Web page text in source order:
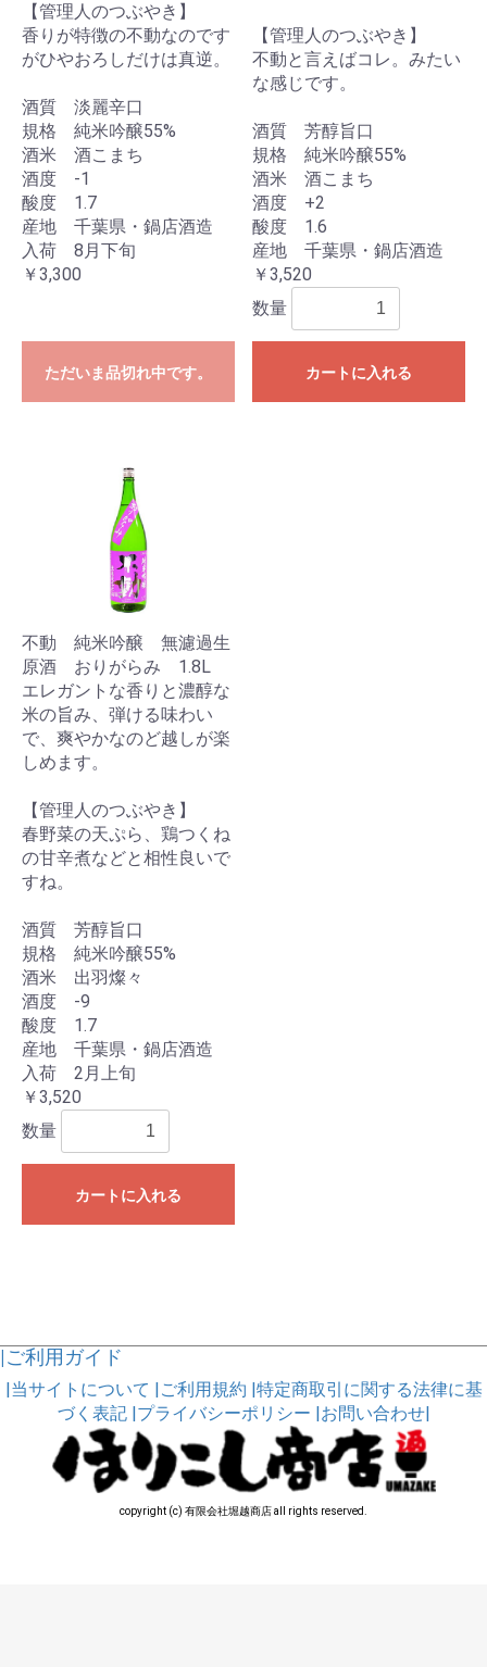
【管理人のつぶやき】
香りが特徴の不動なのです
がひやおろしだけは真逆。
酒質 淡麗辛口
規格 純米吟醸55%
酒米 酒こまち
酒度 -1
酸度 1.7
産地 千葉県・鍋店酒造
入荷 8月下旬
￥3,300
ただいま品切れ中です。
【管理人のつぶやき】
不動と言えばコレ。みたい
な感じです。
酒質 芳醇旨口
規格 純米吟醸55%
酒米 酒こまち
酒度 +2
酸度 1.6
産地 千葉県・鍋店酒造
￥3,520
数量
カートに入れる
不動 純米吟醸 無濾過生
原酒 おりがらみ 1.8L
エレガントな香りと濃醇な
米の旨み、弾ける味わい
で、爽やかなのど越しが楽
しめます。
【管理人のつぶやき】
春野菜の天ぷら、鶏つくね
の甘辛煮などと相性良いで
すね。
酒質 芳醇旨口
規格 純米吟醸55%
酒米 出羽燦々
酒度 -9
酸度 1.7
産地 千葉県・鍋店酒造
入荷 2月上旬
￥3,520
数量
カートに入れる
|ご利用ガイド
|当サイトについて |ご利用規約 |特定商取引に関する法律に基
づく表記 |プライバシーポリシー |お問い合わせ|
copyright (c) 有限会社堀越商店 all rights reserved.